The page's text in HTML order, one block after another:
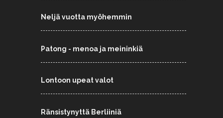
Neljä vuotta myöhemmin
Patong - menoa ja meininkiä
Lontoon upeat valot
Ränsistynyttä Berliiniä